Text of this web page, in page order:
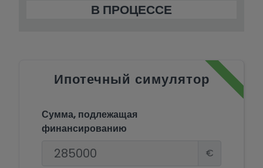
В ПРОЦЕССЕ
Ипотечный симулятор
Сумма, подлежащая
финансированию
€